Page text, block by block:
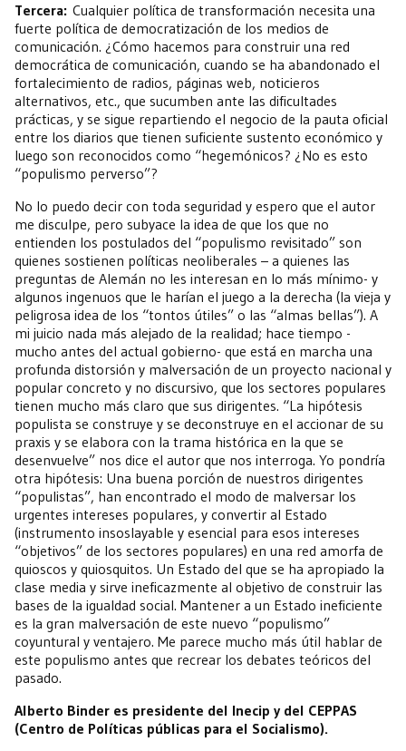
Tercera: Cualquier política de transformación necesita una
fuerte política de democratización de los medios de
comunicación. ¿Cómo hacemos para construir una red
democrática de comunicación, cuando se ha abandonado el
fortalecimiento de radios, páginas web, noticieros
alternativos, etc., que sucumben ante las dificultades
prácticas, y se sigue repartiendo el negocio de la pauta oficial
entre los diarios que tienen suficiente sustento económico y
luego son reconocidos como “hegemónicos? ¿No es esto
“populismo perverso”?
No lo puedo decir con toda seguridad y espero que el autor
me disculpe, pero subyace la idea de que los que no
entienden los postulados del “populismo revisitado” son
quienes sostienen políticas neoliberales – a quienes las
preguntas de Alemán no les interesan en lo más mínimo- y
algunos ingenuos que le harían el juego a la derecha (la vieja y
peligrosa idea de los “tontos útiles” o las “almas bellas”). A
mi juicio nada más alejado de la realidad; hace tiempo -
mucho antes del actual gobierno- que está en marcha una
profunda distorsión y malversación de un proyecto nacional y
popular concreto y no discursivo, que los sectores populares
tienen mucho más claro que sus dirigentes. “La hipótesis
populista se construye y se deconstruye en el accionar de su
praxis y se elabora con la trama histórica en la que se
desenvuelve” nos dice el autor que nos interroga. Yo pondría
otra hipótesis: Una buena porción de nuestros dirigentes
“populistas”, han encontrado el modo de malversar los
urgentes intereses populares, y convertir al Estado
(instrumento insoslayable y esencial para esos intereses
“objetivos” de los sectores populares) en una red amorfa de
quioscos y quiosquitos. Un Estado del que se ha apropiado la
clase media y sirve ineficazmente al objetivo de construir las
bases de la igualdad social. Mantener a un Estado ineficiente
es la gran malversación de este nuevo “populismo”
coyuntural y ventajero. Me parece mucho más útil hablar de
este populismo antes que recrear los debates teóricos del
pasado.
Alberto Binder es presidente del Inecip y del CEPPAS
(Centro de Políticas públicas para el Socialismo).